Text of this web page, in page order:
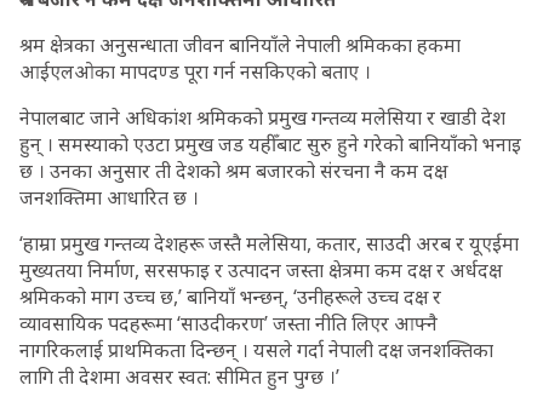
श्रम क्षेत्रका अनुसन्धाता जीवन बानियाँले नेपाली श्रमिकका हकमा
आईएलओका मापदण्ड पूरा गर्न नसकिएको बताए ।
नेपालबाट जाने अधिकांश श्रमिकको प्रमुख गन्तव्य मलेसिया र खाडी देश
हुन् । समस्याको एउटा प्रमुख जड यहीँबाट सुरु हुने गरेको बानियाँको भनाइ
छ । उनका अनुसार ती देशको श्रम बजारको संरचना नै कम दक्ष
जनशक्तिमा आधारित छ ।
‘हाम्रा प्रमुख गन्तव्य देशहरू जस्तै मलेसिया, कतार, साउदी अरब र यूएईमा
मुख्यतया निर्माण, सरसफाइ र उत्पादन जस्ता क्षेत्रमा कम दक्ष र अर्धदक्ष
श्रमिकको माग उच्च छ,’ बानियाँ भन्छन्, ‘उनीहरूले उच्च दक्ष र
व्यावसायिक पदहरूमा ‘साउदीकरण’ जस्ता नीति लिएर आफ्नै
नागरिकलाई प्राथमिकता दिन्छन् । यसले गर्दा नेपाली दक्ष जनशक्तिका
लागि ती देशमा अवसर स्वत: सीमित हुन पुग्छ ।’